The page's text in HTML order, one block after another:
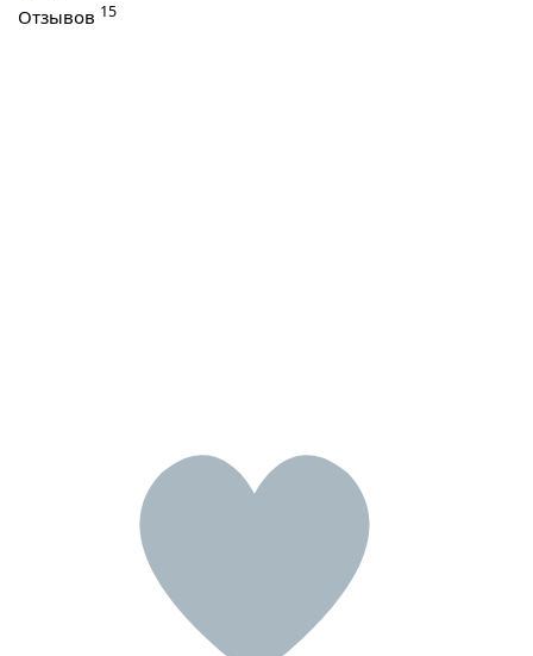
Отзывов 15